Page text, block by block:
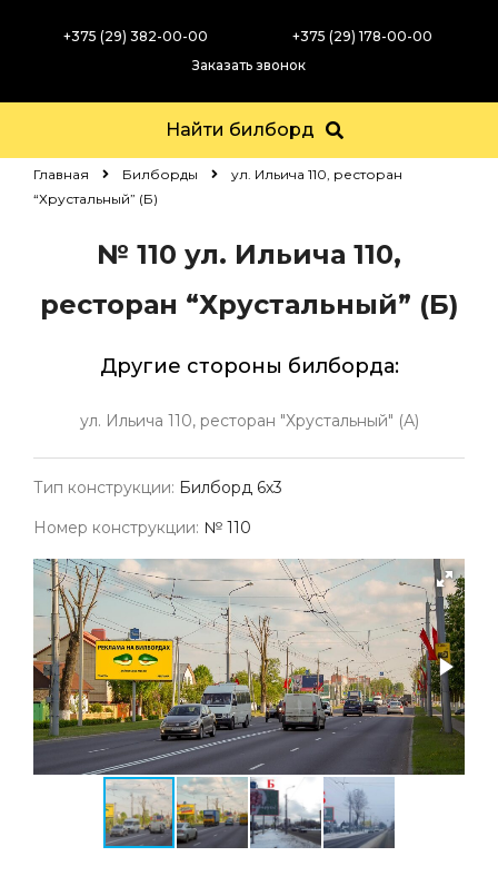
+375 (29) 382-00-00
+375 (29) 178-00-00
Заказать звонок
Найти билборд
Главная Билборды
ул. Ильича 110, ресторан
“Хрустальный” (Б)
№ 110 ул. Ильича 110,
ресторан “Хрустальный” (Б)
Другие стороны билборда:
ул. Ильича 110, ресторан "Хрустальный" (А)
Тип конструкции: Билборд 6х3
Номер конструкции: № 110